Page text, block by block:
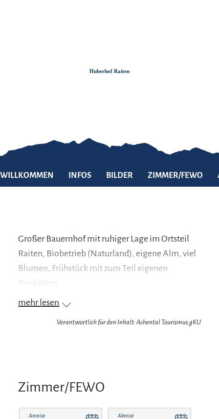
Huberhof Raiten
WILLKOMMEN INFOS BILDER ZIMMER/FEWO
Großer Bauernhof mit ruhiger Lage im Ortsteil
Raiten, Biobetrieb (Naturland), eigene Alm, viel
Blumen, Frühstück mit zum Teil eigenen
Produkten
mehr lesen
Verantwortlich für den Inhalt: Achental Tourismus gKU
Zimmer/FEWO
Anreise Abreise